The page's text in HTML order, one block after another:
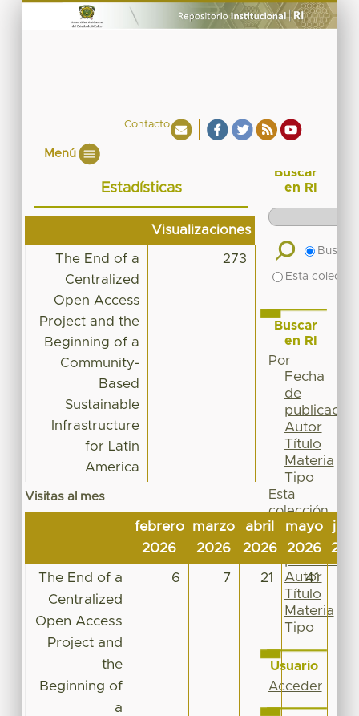
Contacto
Menú
Estadísticas
Visualizaciones
The End of a
Centralized
Open Access
Project and the
Beginning of a
Community-
Based
Sustainable
Infrastructure
for Latin
America
273
Visitas al mes
febrero
2026
marzo
2026
abril
2026
mayo
2026
The End of a
Centralized
Open Access
Project and
the
Beginning of
a
6 7 21 41
Buscar
en RI
Buscar
Esta
Buscar
en RI
Por
Fecha
de
publicación
Autor
Título
Materia
Tipo
Esta
colección
Fecha
de
publicación
Autor
Título
Materia
Tipo
Usuario
Acceder